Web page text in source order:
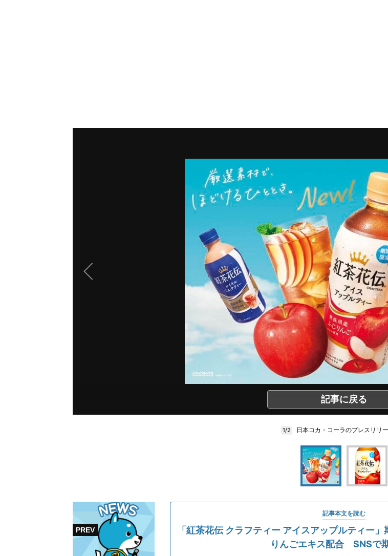
記事に戻る
1/2 日本コカ・コーラのプレスリリ
記事本文を読む
「紅茶花伝 クラフティー アイスアップルティー
りんごエキス配合 SNSで